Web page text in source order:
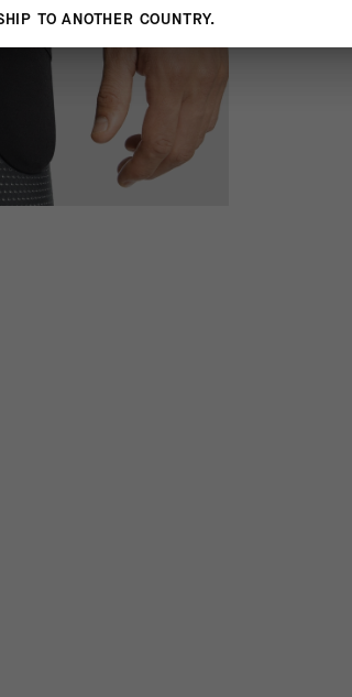
TO ANOTHER COUNTRY.